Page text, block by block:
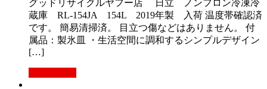
グッドリサイクルヤフー店 日立 ノンフロン冷凍冷
蔵庫 RL-154JA 154L 2019年製 入荷 温度帯確認済
です。 簡易清掃済。 目立つ傷などはありません。 付
属品：製氷皿 ・生活空間に調和するシンプルデザイン
[…]